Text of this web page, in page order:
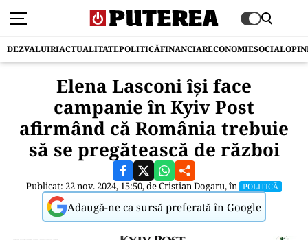
DEZVALUIRIACTUALITATEPOLITICĂFINANCIARECONOMIESOCIAL
Elena Lasconi își face
campanie în Kyiv Post
afirmând că România trebuie
să se pregătească de război
Publicat: 22 nov. 2024, 15:50, deCristian Dogaru, în POLITICĂ
Adaugă-ne ca sursă preferată în Google